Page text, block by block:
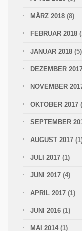
MÄRZ 2018 (8)
FEBRUAR 2018
JANUAR 2018 (5)
DEZEMBER
NOVEMBER
OKTOBER 2017
SEPTEMBER
AUGUST 2017
JULI 2017 (1)
JUNI 2017 (4)
APRIL 2017 (1)
JUNI 2016 (1)
MAI 2014 (1)